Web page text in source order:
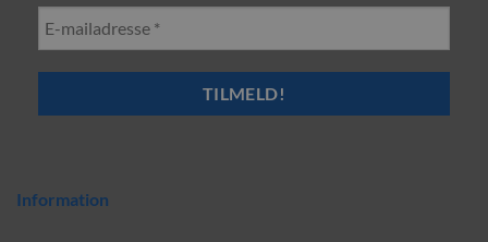
Information